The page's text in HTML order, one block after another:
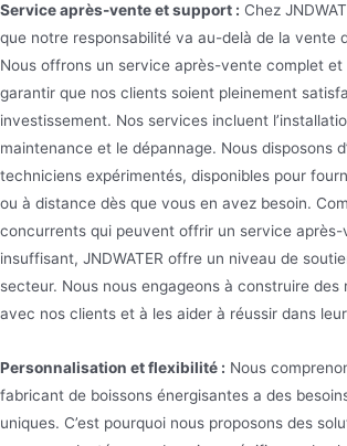
Service après-vente et support : Chez
que notre responsabilité va au-delà de la vente
Nous offrons un service après-vente complet et
garantir que nos clients soient pleinement
investissement. Nos services incluent
maintenance et le dépannage. Nous disposons
techniciens expérimentés, disponibles pour
ou à distance dès que vous en avez besoin.
concurrents qui peuvent offrir un service après-
insuffisant, JNDWATER offre un niveau de
secteur. Nous nous engageons à construire des
avec nos clients et à les aider à réussir dans
Personnalisation et flexibilité : Nous
fabricant de boissons énergisantes a des
uniques. C’est pourquoi nous proposons des